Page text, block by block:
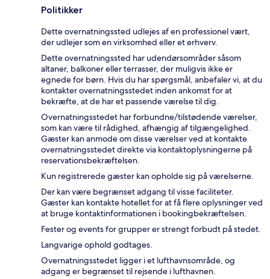
Politikker
Dette overnatningssted udlejes af en professionel vært,
der udlejer som en virksomhed eller et erhverv.
Dette overnatningssted har udendørsområder såsom
altaner, balkoner eller terrasser, der muligvis ikke er
egnede for børn. Hvis du har spørgsmål, anbefaler vi, at du
kontakter overnatningsstedet inden ankomst for at
bekræfte, at de har et passende værelse til dig.
Overnatningsstedet har forbundne/tilstødende værelser,
som kan være til rådighed, afhængig af tilgængelighed.
Gæster kan anmode om disse værelser ved at kontakte
overnatningsstedet direkte via kontaktoplysningerne på
reservationsbekræftelsen.
Kun registrerede gæster kan opholde sig på værelserne.
Der kan være begrænset adgang til visse faciliteter.
Gæster kan kontakte hotellet for at få flere oplysninger ved
at bruge kontaktinformationen i bookingbekræftelsen.
Fester og events for grupper er strengt forbudt på stedet.
Langvarige ophold godtages.
Overnatningsstedet ligger i et lufthavnsområde, og
adgang er begrænset til rejsende i lufthavnen.